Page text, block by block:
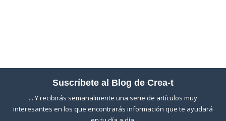
Suscríbete al Blog de Crea-t
... Y recibirás semanalmente una serie de artículos muy
interesantes en los que encontrarás información que te ayudará